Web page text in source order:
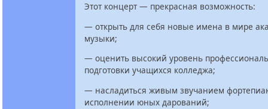
Этот концерт — прекрасная возможность:
— открыть для себя новые имена в мире
музыки;
— оценить высокий уровень
подготовки учащихся колледжа;
— насладиться живым звучанием
исполнении юных дарований;